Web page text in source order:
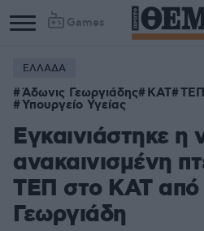
Games
ΕΛΛΑΔΑ
Άδωνις Γεωργιάδης ΚΑΤ ΤΕΠ
Υπουργείο Υγείας
Εγκαινιάστηκε η
ανακαινισμένη
ΤΕΠ στο ΚΑΤ από
Γεωργιάδη